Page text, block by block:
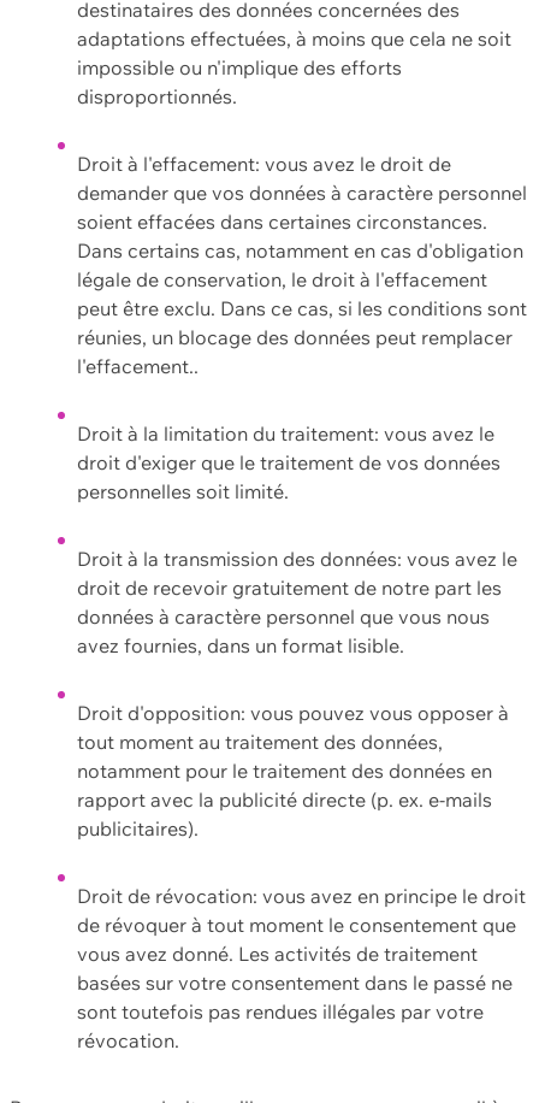
destinataires des données concernées des
adaptations effectuées, à moins que cela ne soit
impossible ou n'implique des efforts
disproportionnés.
Droit à l'effacement: vous avez le droit de
demander que vos données à caractère personnel
soient effacées dans certaines circonstances.
Dans certains cas, notamment en cas d'obligation
légale de conservation, le droit à l'effacement
peut être exclu. Dans ce cas, si les conditions sont
réunies, un blocage des données peut remplacer
l'effacement..
Droit à la limitation du traitement: vous avez le
droit d'exiger que le traitement de vos données
personnelles soit limité.
Droit à la transmission des données: vous avez le
droit de recevoir gratuitement de notre part les
données à caractère personnel que vous nous
avez fournies, dans un format lisible.
Droit d'opposition: vous pouvez vous opposer à
tout moment au traitement des données,
notamment pour le traitement des données en
rapport avec la publicité directe (p. ex. e-mails
publicitaires).
Droit de révocation: vous avez en principe le droit
de révoquer à tout moment le consentement que
vous avez donné. Les activités de traitement
basées sur votre consentement dans le passé ne
sont toutefois pas rendues illégales par votre
révocation.